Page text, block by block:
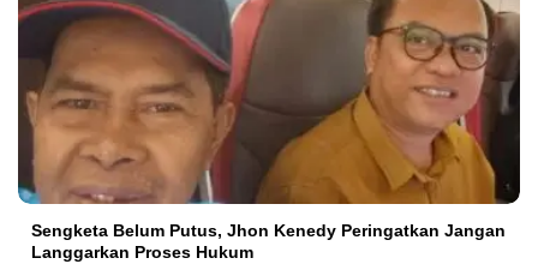
Sengketa Belum Putus, Jhon Kenedy Peringatkan Jangan
Langgarkan Proses Hukum